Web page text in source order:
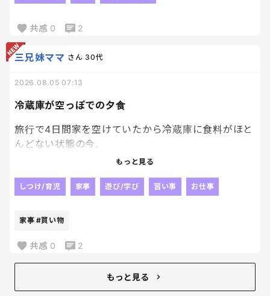
共感 0 2
冷蔵庫が空っぽでの夕食
三兄妹ママ さん 30代
2026.08.05 07:13
旅行で4日間家を空けていたから冷蔵庫に食料がほと
んどない状態の今。
夕食に何を作ろうか迷走状態です。笑
卵と白米はあるから、ここはオムライスが無難かし
って思うけど、昼間は暑すぎて車に乗りたくないし夕
方行こうと思うと面倒が勝つし、、笑
もっと見る
しつけ/育児 家事 遊び/学び 習い事 お仕事
家事 #買い物
共感 0 2
もっと見る